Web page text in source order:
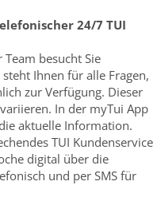
24/7 TUI
besucht Sie
Ihnen für alle Fragen,
zur Verfügung. Dieser
In der myTui App
aktuelle Information.
TUI Kundenservice
digital über die
und per SMS für